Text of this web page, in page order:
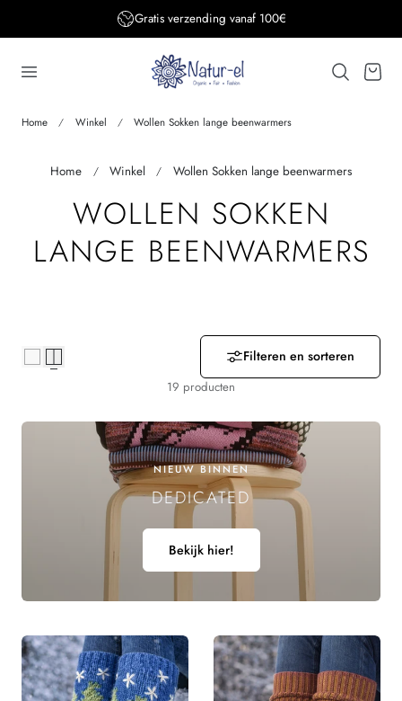
Gratis verzending BE&DE vanaf 150€
Home Winkel Wollen Sokken lange beenwarmers
Home Winkel Wollen Sokken lange beenwarmers
V
E
G
:
WOLLEN SOKKEN
LANGE BEENWARMERS
Filteren en sorteren
19 producten
NIEUW BINNEN
DEDICATED
Bekijk hier!